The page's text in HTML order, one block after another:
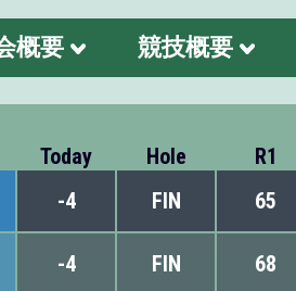
概要 競技概要
Today Hole R1
-4 FIN 65
-4 FIN 68